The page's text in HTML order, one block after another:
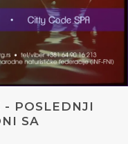
- POSLEDNJI
SA